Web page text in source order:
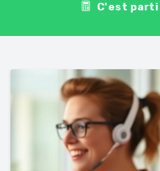
C'est parti